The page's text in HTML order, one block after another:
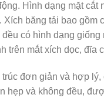
Hình dạng mặt cắt
Xích băng tải bao gồm
đều có hình dạng
trên mắt xích dọc, đĩa
trúc đơn giản và hợp lý,
hẹp và không đều,